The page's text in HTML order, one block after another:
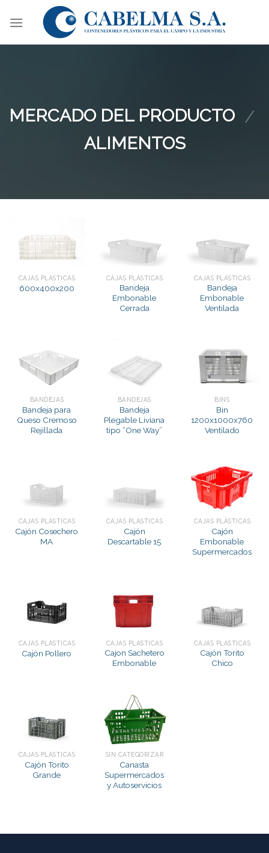
MERCADO DEL PRODUCTO /
ALIMENTOS
CAJAS PLÁSTICAS
600x400x200
CAJAS PLÁSTICAS
Bandeja
Embonable
Cerrada
CAJAS PLÁSTICAS
Bandeja
Embonable
Ventilada
BANDEJAS
Bandeja para
Queso Cremoso
Rejillada
BANDEJAS
Bandeja
Plegable Liviana
tipo “One Way”
BINS
Bin
1200x1000x760
Ventilado
CAJAS PLÁSTICAS
Cajón Cosechero
MA
CAJAS PLÁSTICAS
Cajón
Descartable 15
CAJAS PLÁSTICAS
Cajón
Embonable
Supermercados
CAJAS PLÁSTICAS
Cajón Pollero
CAJAS PLÁSTICAS
Cajon Sachetero
Embonable
CAJAS PLÁSTICAS
Cajón Torito
Chico
CAJAS PLÁSTICAS
Cajón Torito
Grande
SIN CATEGORIZAR
Canasta
Supermercados
y Autoservicios